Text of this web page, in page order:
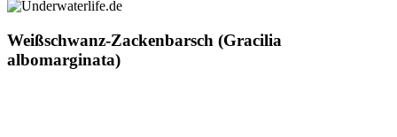
Weißschwanz-Zackenbarsch (Gracilia
albomarginata)